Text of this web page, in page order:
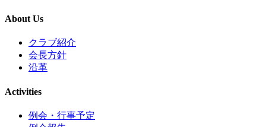
About Us
クラブ紹介
会長方針
沿革
Activities
例会・行事予定